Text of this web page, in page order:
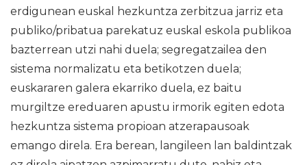
erdigunean euskal hezkuntza zerbitzua jarriz eta
publiko/pribatua parekatuz euskal eskola publikoa
bazterrean utzi nahi duela; segregatzailea den
sistema normalizatu eta betikotzen duela;
euskararen galera ekarriko duela, ez baitu
murgiltze ereduaren apustu irmorik egiten edota
hezkuntza sistema propioan atzerapausoak
emango direla. Era berean, langileen lan baldintzak